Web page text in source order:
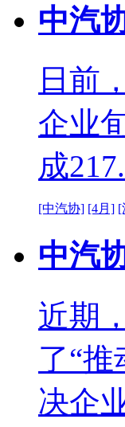
中汽
日前
企业
成
[中汽协] [4月] [
中汽
近期
了“
决企